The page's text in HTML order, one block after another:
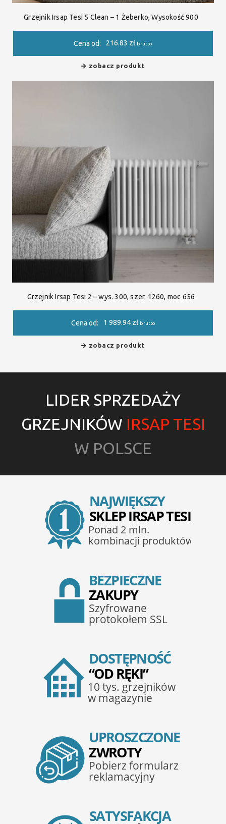
Grzejnik Irsap Tesi 5 Clean – 1 Żeberko, Wysokość 900
Cena od: 216.83 zł brutto
zobacz produkt
Grzejnik Irsap Tesi 2 – wys. 300, szer. 1260, moc 656
Cena od: 1 989.94 zł brutto
zobacz produkt
LIDER SPRZEDAŻY
GRZEJNIKÓW IRSAP TESI
W POLSCE